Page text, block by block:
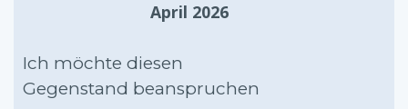
April 2026
Ich möchte diesen
Gegenstand beanspruchen